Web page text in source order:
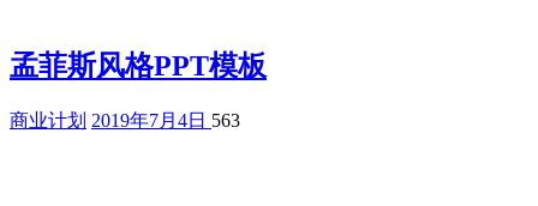
孟菲斯风格PPT模板
商业计划 2019年7月4日 563